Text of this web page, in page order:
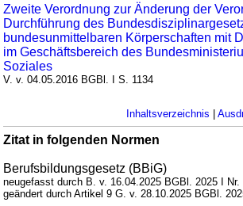
Zweite Verordnung zur Änderung der
Durchführung des
bundesunmittelbaren Körperschaften mit
im Geschäftsbereich des
Soziales
V. v. 04.05.2016 BGBl. I S. 1134
Inhaltsverzeichnis |
Zitat in folgenden Normen
Berufsbildungsgesetz (BBiG)
neugefasst durch B. v. 16.04.2025 BGBl. 2025 I
geändert durch Artikel 9 G. v. 28.10.2025 BGBl.